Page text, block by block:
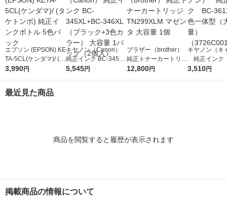
エプソン (EPSON) KE
TA-5CL(ケンダマ)/ (タ
ケトンボ) 純正インク
3,990円
キヤノン（Canon）
純正インク BC-345XL
+BC-346XL （ブラッ
5,545円
ブラザー（brother）
純正トナーカートリッ
ジ TN299XLM マゼン
12,800円
キヤノン（キ
純正イン
1XL 3色一体
3,510円
最近見た商品
商品を閲覧すると履歴が表示されます
掲載商品の情報について